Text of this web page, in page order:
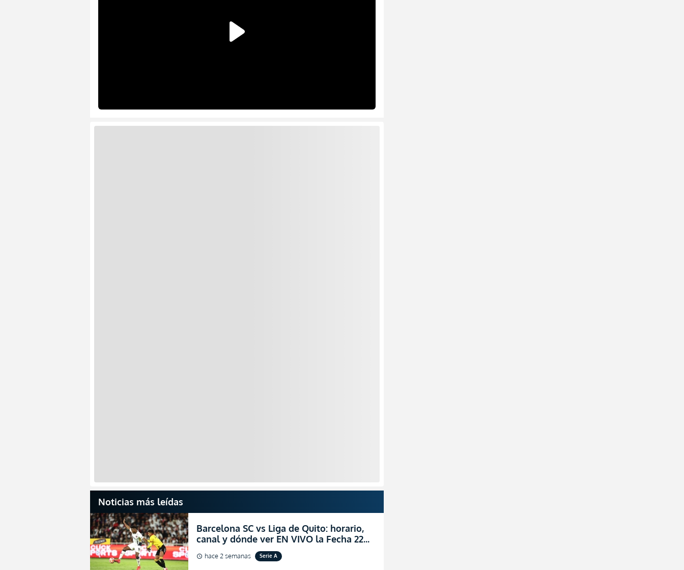
Noticias más leídas
Barcelona SC vs Liga de Quito: horario,
canal y dónde ver EN VIVO la Fecha 22
de la LigaPro 2026
schedule hace 2 semanas Serie A